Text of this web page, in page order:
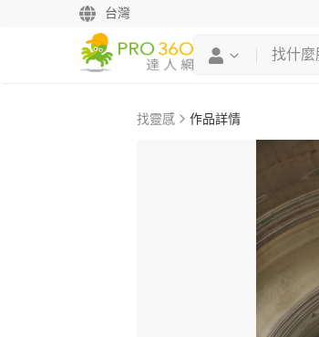
台灣
找靈感 作品詳情